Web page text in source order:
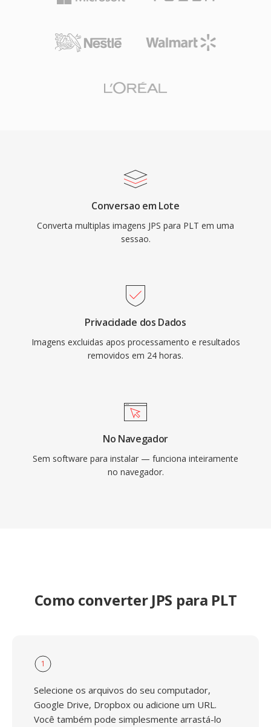
Conversao em Lote
Converta multiplas imagens JPS para PLT em uma
sessao.
Privacidade dos Dados
Imagens excluidas apos processamento e resultados
removidos em 24 horas.
No Navegador
Sem software para instalar — funciona inteiramente
no navegador.
Como converter JPS para PLT
1
Selecione os arquivos do seu computador,
Google Drive, Dropbox ou adicione um URL.
Você também pode simplesmente arrastá-lo